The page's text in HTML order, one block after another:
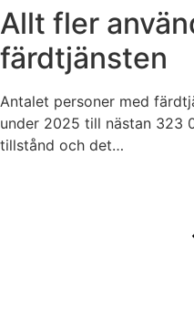
Allt fler
färdtjänsten
Antalet personer med
under 2025 till nästan 323
tillstånd och det…